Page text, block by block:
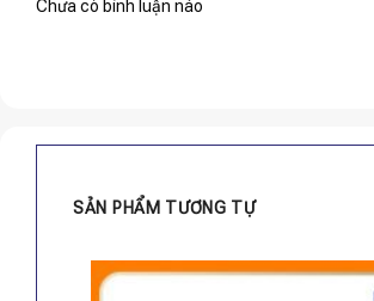
Chưa có bình luận nào
SẢN PHẨM TƯƠNG TỰ